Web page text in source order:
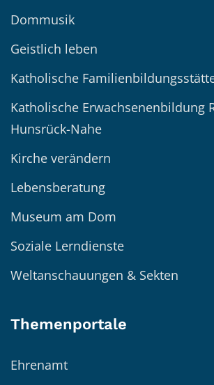
Dommusik
Geistlich leben
Katholische
Katholische Erwachsenenbildung
Hunsrück-Nahe
Kirche verändern
Lebensberatung
Museum am Dom
Soziale Lerndienste
Weltanschauungen & Sekten
Themenportale
Ehrenamt